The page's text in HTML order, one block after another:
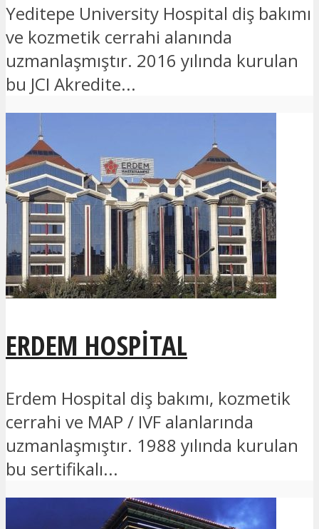
Yeditepe University Hospital diş bakımı
ve kozmetik cerrahi alanında
uzmanlaşmıştır. 2016 yılında kurulan
bu JCI Akredite...
ERDEM HOSPITAL
Erdem Hospital diş bakımı, kozmetik
cerrahi ve MAP / IVF alanlarında
uzmanlaşmıştır. 1988 yılında kurulan
bu sertifikalı...